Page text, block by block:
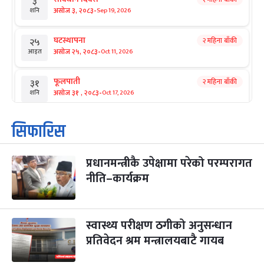
शनि असोज ३, २०८३-Sep 19, 2026
२५
आइत
घटस्थापना
असोज २५, २०८३-Oct 11, 2026
२ महिना बाँकी
३१
शनि
फूलपाती
असोज ३१ , २०८३-Oct 17, 2026
२ महिना बाँकी
१
आइत
कार्तिक सङ्क्रान्ति
कार्तिक १, २०८३
३
मंगल
महानवमी
कार्तिक ३, २०८३-Oct 20, 2026
२ महिना बाँकी
४
बुध कार्तिक ४, २०८३ Oct 21, 2026
५
बिहि
पापा‌ङ्कुशा एकादशी व्रत
कार्तिक ५, २०८३
२ महिना बाँकी
सिफारिस
प्रधानमन्त्रीकै उपेक्षामा परेको परम्परागत
नीति–कार्यक्रम
स्वास्थ्य परीक्षण ठगीको अनुसन्धान
प्रतिवेदन श्रम मन्त्रालयबाटै गायब